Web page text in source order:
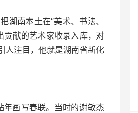
湖南本土在“美术、书法、
贡献的艺术家收录入库，对
人注目，他就是湖南省新化
画写春联。当时的谢敏杰